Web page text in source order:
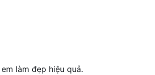
làm đẹp hiệu quả.